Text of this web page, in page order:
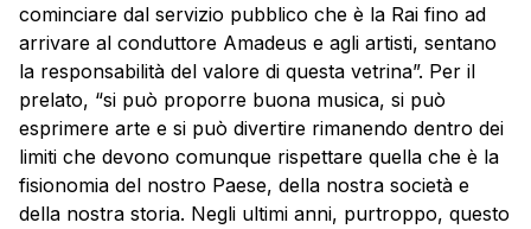
cominciare dal servizio pubblico che è la Rai fino ad
arrivare al conduttore Amadeus e agli artisti, sentano
la responsabilità del valore di questa vetrina”. Per il
prelato, “si può proporre buona musica, si può
esprimere arte e si può divertire rimanendo dentro dei
limiti che devono comunque rispettare quella che è la
fisionomia del nostro Paese, della nostra società e
della nostra storia. Negli ultimi anni, purtroppo, questo